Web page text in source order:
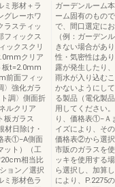
ミ形材＋ラ
グレーホワ
ラスティッ
フィックス
ックスクリ
クリア
板t=2.0mm
前面フィッ
〉強化ガラ
調〉側面折
ルクリア
板ガラス
材日除け・
表①−A側面
ット）（工
20cm相当比
ョン／選択
ミ形材色ラ
ガーデンルーム
ーム固有のもの
で、間口選定に
（例：ガーデン
きない場合があ
性・気密性はあ
露が発生したり
雨水が入り込む
かないようにし
る製品（電化製
用してください
り、価格表①−Ａ
イズにより、そ
価格表②から選
市販のガラスを
ッキを使用する
ら選択し、加算
により、P.2275